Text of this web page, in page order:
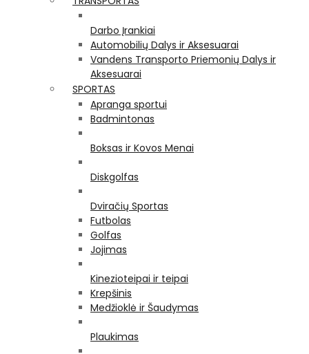
Darbo Įrankiai
Automobilių Dalys ir Aksesuarai
Vandens Transporto Priemonių Dalys ir
Aksesuarai
SPORTAS
Apranga sportui
Badmintonas
Boksas ir Kovos Menai
Diskgolfas
Dviračių Sportas
Futbolas
Golfas
Jojimas
Kinezioteipai ir teipai
Krepšinis
Medžioklė ir Šaudymas
Plaukimas